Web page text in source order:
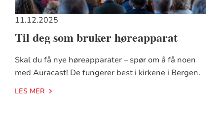
11.12.2025
Til deg som bruker høreapparat
Skal du få nye høreapparater – spør om å få noen
med Auracast! De fungerer best i kirkene i Bergen.
LES MER